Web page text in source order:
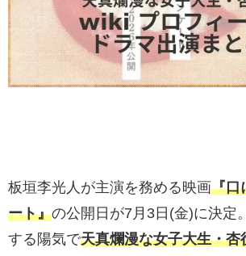
板垣李光人が主演を務める映画『口
ート』の公開日が7月3日(金)に決定
する陽気で天真爛漫な女子大生・杏